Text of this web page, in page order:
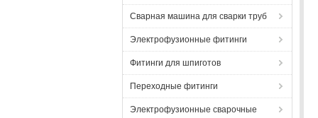
Сварная машина для сварки труб
Электрофузионные фитинги
Фитинги для шпиготов
Переходные фитинги
Электрофузионные сварочные